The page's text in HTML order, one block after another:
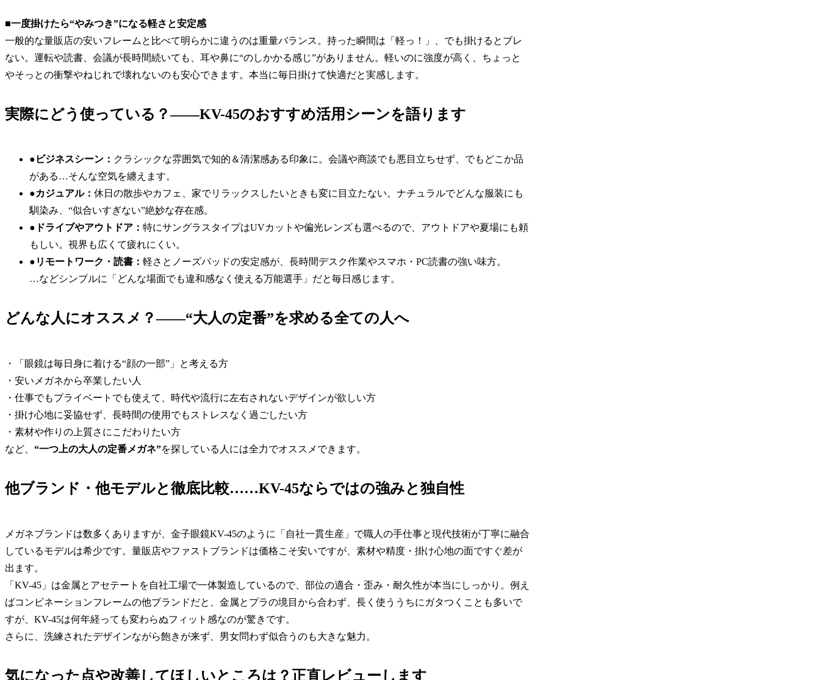
■一度掛けたら“やみつき”になる軽さと安定感
一般的な量販店の安いフレームと比べて明らかに違うのは重量バランス。持った瞬間は「軽っ！」、でも掛けるとブレ
ない。運転や読書、会議が長時間続いても、耳や鼻に“のしかかる感じ”がありません。軽いのに強度が高く、ちょっと
やそっとの衝撃やねじれで壊れないのも安心できます。本当に毎日掛けて快適だと実感します。
実際にどう使っている？――KV-45のおすすめ活用シーンを語ります
●ビジネスシーン： クラシックな雰囲気で知的＆清潔感ある印象に。会議や商談でも悪目立ちせず、でもどこか品
がある…そんな空気を纏えます。
●カジュアル： 休日の散歩やカフェ、家でリラックスしたいときも変に目立たない。ナチュラルでどんな服装にも
馴染み、“似合いすぎない”絶妙な存在感。
●ドライブやアウトドア： 特にサングラスタイプはUVカットや偏光レンズも選べるので、アウトドアや夏場にも頼
もしい。視界も広くて疲れにくい。
●リモートワーク・読書： 軽さとノーズパッドの安定感が、長時間デスク作業やスマホ・PC読書の強い味方。
…などシンプルに「どんな場面でも違和感なく使える万能選手」だと毎日感じます。
どんな人にオススメ？――“大人の定番”を求める全ての人へ
・「眼鏡は毎日身に着ける“顔の一部”」と考える方
・安いメガネから卒業したい人
・仕事でもプライベートでも使えて、時代や流行に左右されないデザインが欲しい方
・掛け心地に妥協せず、長時間の使用でもストレスなく過ごしたい方
・素材や作りの上質さにこだわりたい方
など、 “一つ上の大人の定番メガネ”を探している人には全力でオススメできます。
他ブランド・他モデルと徹底比較……KV-45ならではの強みと独自性
メガネブランドは数多くありますが、金子眼鏡KV-45のように「自社一貫生産」で職人の手仕事と現代技術が丁寧に融合
しているモデルは希少です。量販店やファストブランドは価格こそ安いですが、素材や精度・掛け心地の面ですぐ差が
出ます。
「KV-45」は金属とアセテートを自社工場で一体製造しているので、部位の適合・歪み・耐久性が本当にしっかり。例え
ばコンビネーションフレームの他ブランドだと、金属とプラの境目から合わず、長く使ううちにガタつくことも多いで
すが、KV-45は何年経っても変わらぬフィット感なのが驚きです。
さらに、洗練されたデザインながら飽きが来ず、男女問わず似合うのも大きな魅力。
気になった点や改善してほしいところは？正直レビューします